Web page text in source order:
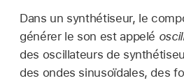
Dans un synthétiseur, le
générer le son est appelé
des oscillateurs de
des ondes sinusoïdales, des